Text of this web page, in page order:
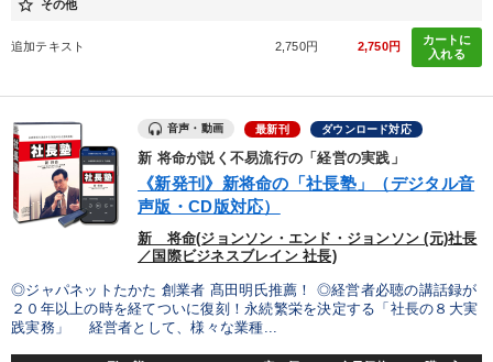
star_border その他
追加テキスト 2,750円 2,750円
カートに
入れる
音声・動画 最新刊 ダウンロード対応
新 将命が説く不易流行の「経営の実践」
《新発刊》新将命の「社長塾」（デジタル音
声版・CD版対応）
新 将命(ジョンソン・エンド・ジョンソン (元)社長
／国際ビジネスブレイン 社長)
◎ジャパネットたかた 創業者 髙田明氏推薦！ ◎経営者必聴の講話録が
２０年以上の時を経てついに復刻！永続繁栄を決定する「社長の８大実
践実務」 経営者として、様々な業種...